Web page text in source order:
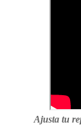
Ajusta tu